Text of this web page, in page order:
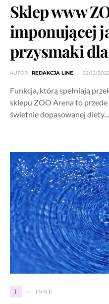
Sklep www
imponującej
przysmaki
AUTOR REDAKCJA LINE 22/12/
Funkcja, którą spełniają
sklepu ZOO Arena to
świetnie dopasowanej
I INNE